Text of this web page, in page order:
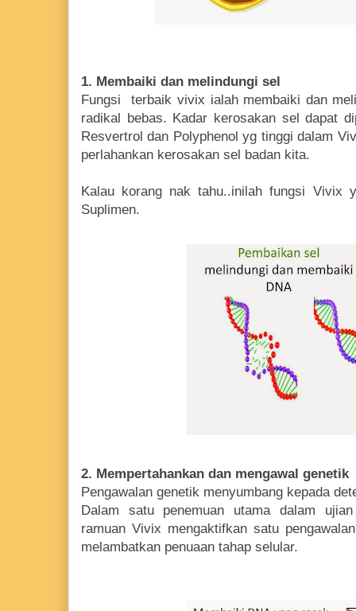
1. Membaiki dan melindungi sel
Fungsi terbaik vivix ialah membaiki dan
radikal bebas. Kadar kerosakan sel dapat
Resvertrol dan Polyphenol yg tinggi dalam
perlahankan kerosakan sel badan kita.
Kalau korang nak tahu..inilah fungsi Vivix
Suplimen.
2. Mempertahankan dan mengawal genetik
Pengawalan genetik menyumbang kepada
Dalam satu penemuan utama dalam
ramuan Vivix mengaktifkan satu
melambatkan penuaan tahap selular.